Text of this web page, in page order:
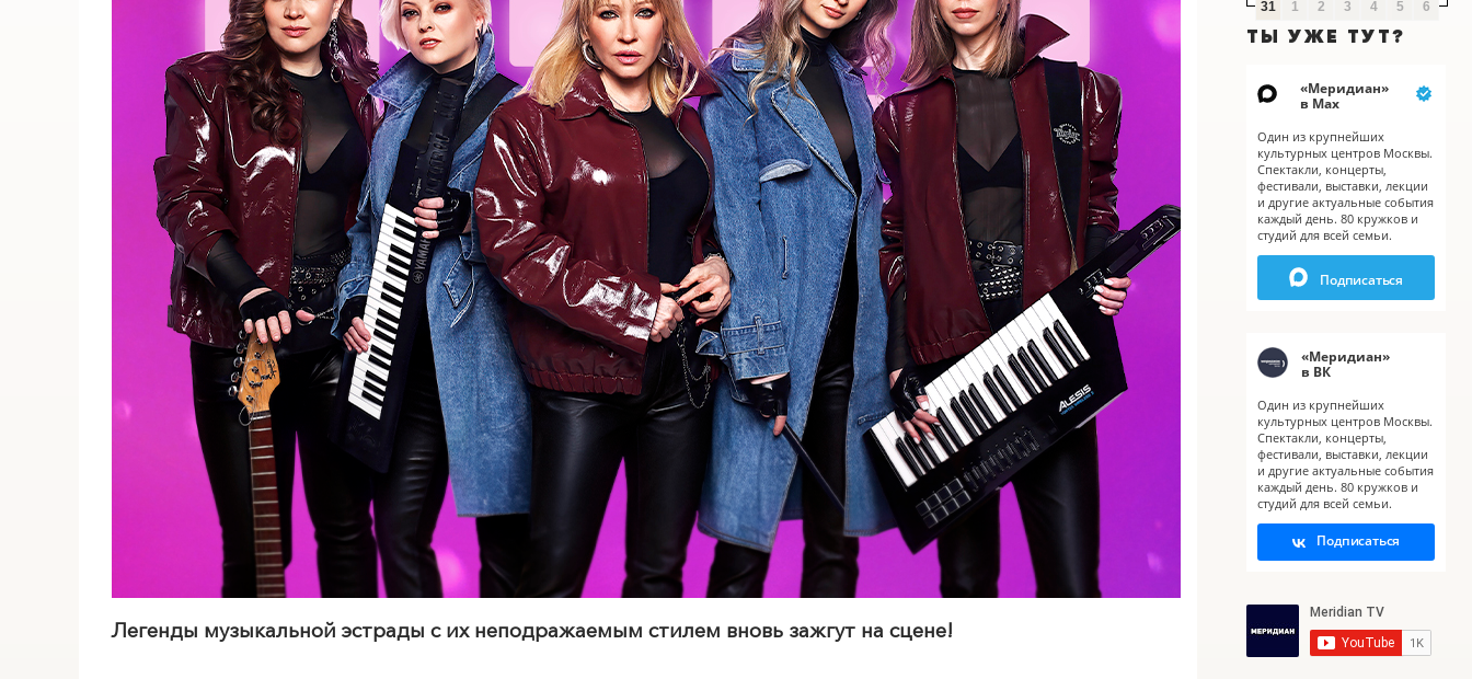
ПОИСК ПО МЕРОПРИЯТИЯМ X
Легенды музыкальной эстрады с их неподражаемым стилем вновь зажгут на сцене!
31
1 2 3 4 5 6
ТЫ УЖЕ ТУТ?
«Меридиан»
в Мах
Один из крупнейших
культурных центров Москвы.
Спектакли, концерты,
фестивали, выставки, лекции
и другие актуальные события
каждый день. 80 кружков и
студий для всей семьи.
Подписаться
«Меридиан»
в ВК
Один из крупнейших
культурных центров Москвы.
Спектакли, концерты,
фестивали, выставки, лекции
и другие актуальные события
каждый день. 80 кружков и
студий для всей семьи.
Подписаться